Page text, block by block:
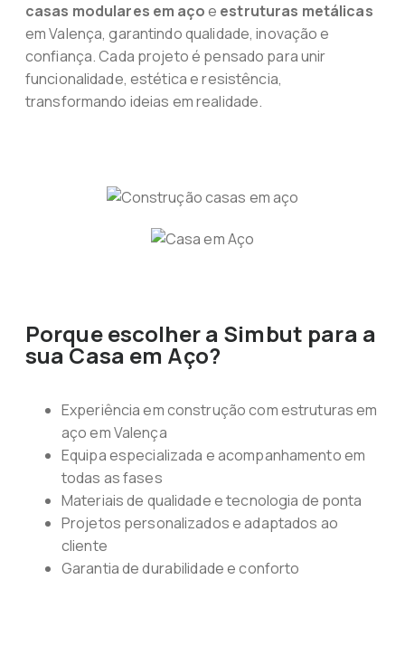
casas modulares em açoe estruturas metálicas
em Valença, garantindo qualidade, inovação e
confiança. Cada projeto é pensado para unir
funcionalidade, estética e resistência,
transformando ideias em realidade.
Porque escolher a Simbut para a
sua Casa em Aço?
Experiência em construção com estruturas em
aço em Valença
Equipa especializada e acompanhamento em
todas as fases
Materiais de qualidade e tecnologia de ponta
Projetos personalizados e adaptados ao
cliente
Garantia de durabilidade e conforto